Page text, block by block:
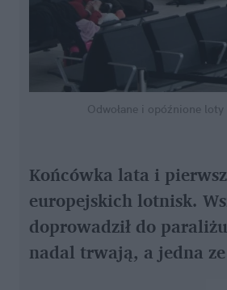
Odwołane i opóźnione
Końcówka lata i
europejskich lotnisk.
doprowadził do
nadal trwają, a jedna